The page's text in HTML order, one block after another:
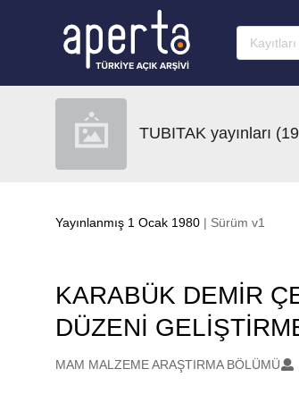
TUBITAK yayınları
Yayınlanmış 1 Ocak 1980 | Sürüm v1
KARABÜK DEMİR
DÜZENİ
Oluşturanlar
MAM MALZEME ARAŞTIRMA BÖLÜMÜ